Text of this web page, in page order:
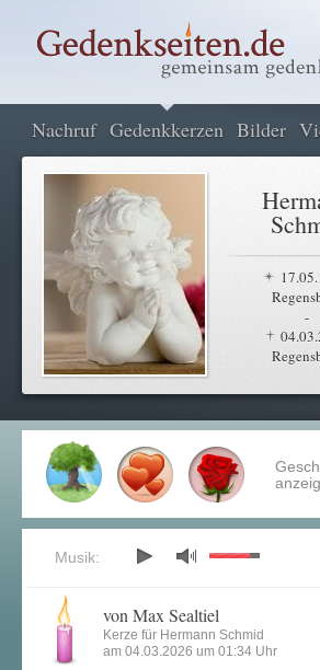
Nachruf Gedenkkerzen Bilder
-
Musik:
von Max Sealtiel
Kerze für Hermann Schmid
am 04.03.2026 um 01:34 Uhr